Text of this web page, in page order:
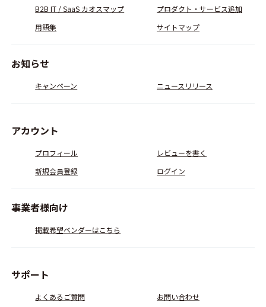
B2B IT / SaaS カオスマップ
プロダクト・サービス追加
用語集
サイトマップ
お知らせ
キャンペーン ニュースリリース
アカウント
プロフィール
レビューを書く
新規会員登録
ログイン
事業者様向け
掲載希望ベンダーはこちら
サポート
よくあるご質問 お問い合わせ